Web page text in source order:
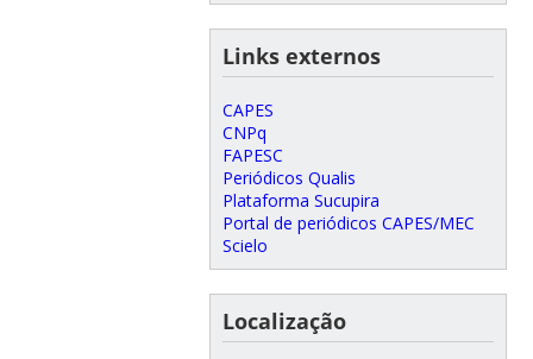
Links externos
CAPES
CNPq
FAPESC
Periódicos Qualis
Plataforma Sucupira
Portal de periódicos CAPES/MEC
Scielo
Localização